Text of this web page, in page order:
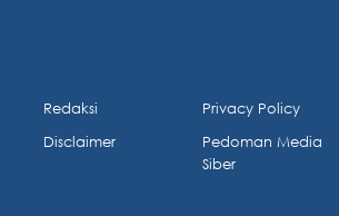
Redaksi
Disclaimer
Privacy Policy
Pedoman Media
Siber